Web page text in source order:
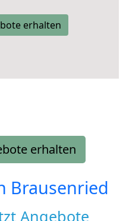
erhalten
erhalten
Brausenried
Angebote